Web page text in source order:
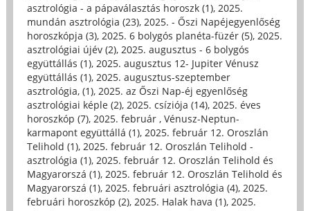
asztrológia - a pápaválasztás horoszk (1), 2025.
mundán asztrológia (23), 2025. - Őszi Napéjegyenlőség
horoszkópja (3), 2025. 6 bolygós planéta-füzér (5), 2025.
asztrológiai újév (2), 2025. augusztus - 6 bolygós
együttállás (1), 2025. augusztus 12- Jupiter Vénusz
együttállás (1), 2025. augusztus-szeptember
asztrológia, (1), 2025. az Őszi Nap-éj egyenlőség
asztrológiai képle (2), 2025. csíziója (14), 2025. éves
horoszkóp (7), 2025. február , Vénusz-Neptun-
karmapont együttállá (1), 2025. február 12. Oroszlán
Telihold (1), 2025. február 12. Oroszlán Telihold -
asztrológia (1), 2025. február 12. Oroszlán Telihold és
Magyarorszá (1), 2025. február 12. Oroszlán Telihold és
Magyarorszá (1), 2025. februári asztrológia (4), 2025.
februári horoszkóp (2), 2025. Halak hava (1), 2025.